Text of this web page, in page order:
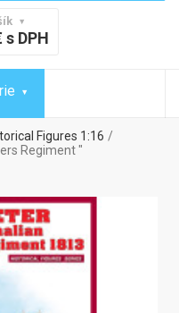
s DPH
Figures 1:16
Regiment "